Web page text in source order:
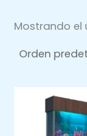
Mostrando el